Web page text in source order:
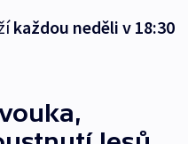
každou neděli v 18:30